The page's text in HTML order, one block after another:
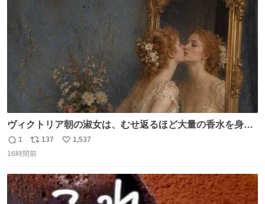
ヴィクトリア朝の淑女は、むせ返るほど大量の香水を身に
つけるものではないとされていた。それでも香水は、髪や
肌の手入れと同じくらい、ヴィクトリア朝の女性達の美容
が知る香水よりも単純な組成で、その大部分は薔薇、菫、
ベルガモット、
返
信
1
リ
ポ
ト
数
137
い
数
1,537
16時間前